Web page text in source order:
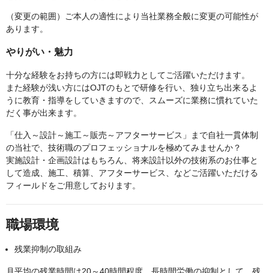
（変更の範囲）ご本人の適性により当社業務全般に変更の可能性が
あります。
やりがい・魅力
十分な経験をお持ちの方には即戦力としてご活躍いただけます。
また経験が浅い方にはOJTのもとで研修を行い、独り立ち出来るよ
うに教育・指導をしていきますので、スムーズに業務に慣れていた
だく事が出来ます。
「仕入～設計～施工～販売～アフターサービス」まで自社一貫体制
の当社で、技術職のプロフェッショナルを極めてみませんか？
実施設計・企画設計はもちろん、将来設計以外の技術系のお仕事と
して造成、施工、積算、アフターサービス、などご活躍いただける
フィールドをご用意しております。
職場環境
残業抑制の取組み